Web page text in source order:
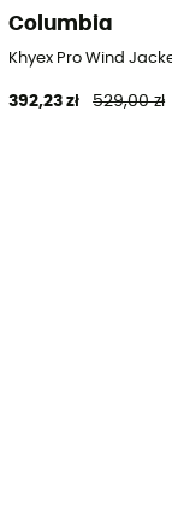
damska
Columbia
Khyex Pro Wind
392,23 zł 529,00 zł